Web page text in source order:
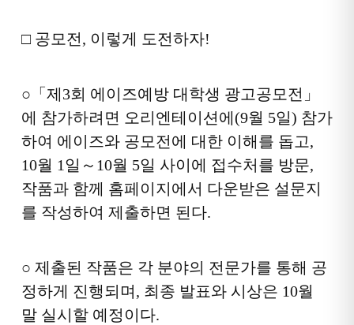
□ 공모전, 이렇게 도전하자!
○ 「제3회 에이즈예방 대학생 광고공모전」
에 참가하려면 오리엔테이션에(9월 5일) 참가
하여 에이즈와 공모전에 대한 이해를 돕고,
10월 1일～10월 5일 사이에 접수처를 방문,
작품과 함께 홈페이지에서 다운받은 설문지
를 작성하여 제출하면 된다.
○ 제출된 작품은 각 분야의 전문가를 통해 공
정하게 진행되며, 최종 발표와 시상은 10월
말 실시할 예정이다.